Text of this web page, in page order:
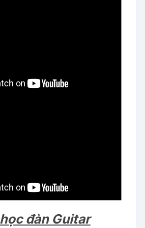
học đàn Guitar